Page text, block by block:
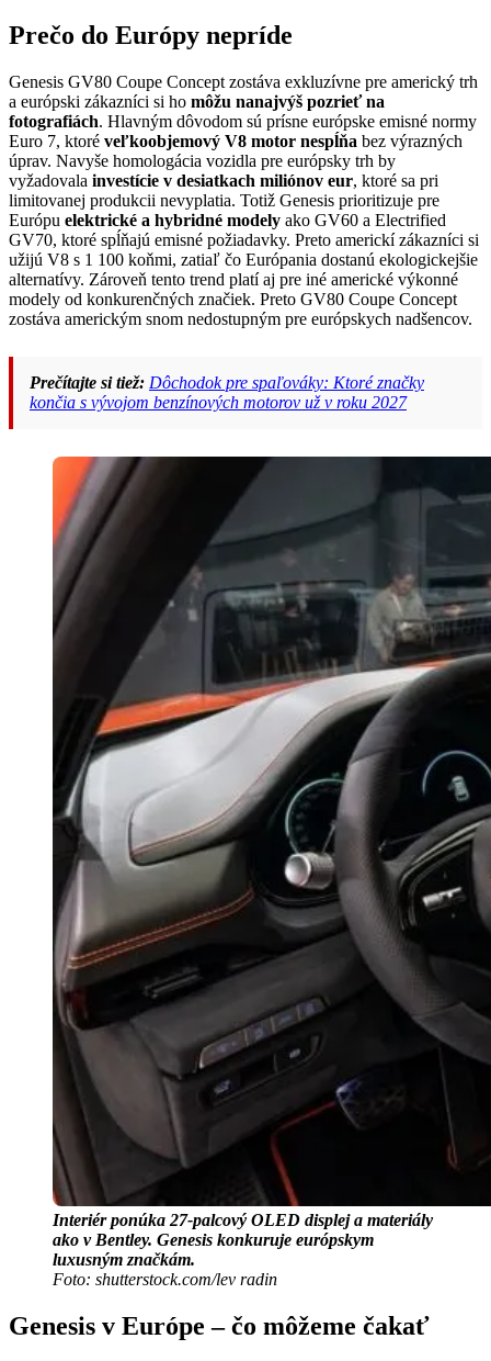
Prečo do Európy nepríde
Genesis GV80 Coupe Concept zostáva exkluzívne pre americký trh
a európski zákazníci si ho môžu nanajvýš pozrieť na
fotografiách. Hlavným dôvodom sú prísne európske emisné normy
Euro 7, ktoré veľkoobjemový V8 motor nespĺňa bez výrazných
úprav. Navyše homologácia vozidla pre európsky trh by
vyžadovala investície v desiatkach miliónov eur, ktoré sa pri
limitovanej produkcii nevyplatia. Totiž Genesis prioritizuje pre
Európu elektrické a hybridné modely ako GV60 a Electrified
GV70, ktoré spĺňajú emisné požiadavky. Preto americkí zákazníci si
užijú V8 s 1 100 koňmi, zatiaľ čo Európania dostanú ekologickejšie
alternatívy. Zároveň tento trend platí aj pre iné americké výkonné
modely od konkurenčných značiek. Preto GV80 Coupe Concept
zostáva americkým snom nedostupným pre európskych nadšencov.
Prečítajte si tiež: Dôchodok pre spaľováky: Ktoré značky
končia s vývojom benzínových motorov už v roku 2027
Interiér ponúka 27-palcový OLED displej a materiály
ako v Bentley. Genesis konkuruje európskym
luxusným značkám.
Foto: shutterstock.com/lev radin
Genesis v Európe – čo môžeme čakať